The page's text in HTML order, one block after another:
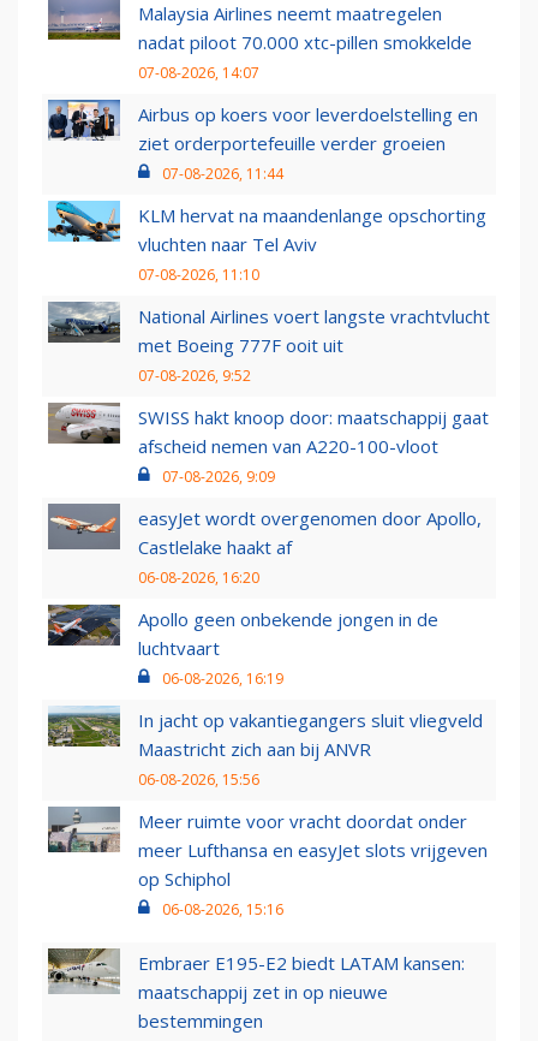
Malaysia Airlines neemt maatregelen
nadat piloot 70.000 xtc-pillen smokkelde
07-08-2026, 14:07
Airbus op koers voor leverdoelstelling en
ziet orderportefeuille verder groeien
07-08-2026, 11:44
KLM hervat na maandenlange opschorting
vluchten naar Tel Aviv
07-08-2026, 11:10
National Airlines voert langste vrachtvlucht
met Boeing 777F ooit uit
07-08-2026, 9:52
SWISS hakt knoop door: maatschappij gaat
afscheid nemen van A220-100-vloot
07-08-2026, 9:09
easyJet wordt overgenomen door Apollo,
Castlelake haakt af
06-08-2026, 16:20
Apollo geen onbekende jongen in de
luchtvaart
06-08-2026, 16:19
In jacht op vakantiegangers sluit vliegveld
Maastricht zich aan bij ANVR
06-08-2026, 15:56
Meer ruimte voor vracht doordat onder
meer Lufthansa en easyJet slots vrijgeven
op Schiphol
06-08-2026, 15:16
Embraer E195-E2 biedt LATAM kansen:
maatschappij zet in op nieuwe
bestemmingen